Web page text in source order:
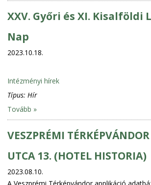
XXV. Győri és XI. Kisalföldi
Nap
2023.10.18.
Intézményi hírek
Típus: Hír
Tovább »
VESZPRÉMI
UTCA 13. (HOTEL HISTORIA)
2023.08.10.
A Veszprémi Térképvándor applikáció